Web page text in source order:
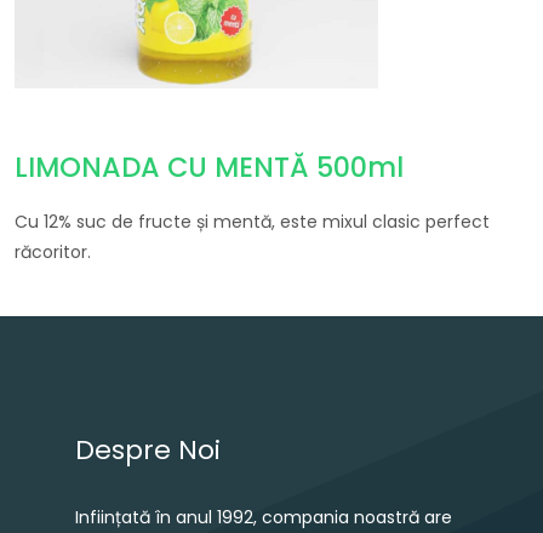
LIMONADA CU MENTĂ 500ml
Cu 12% suc de fructe și mentă, este mixul clasic perfect
răcoritor.
Navigare în articole
Despre Noi
Inființată în anul 1992, compania noastră are